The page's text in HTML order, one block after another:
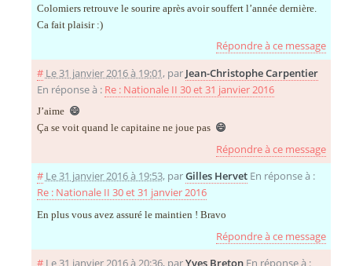
Colomiers retrouve le sourire après avoir souffert l’année dernière.
Ca fait plaisir :)
Répondre à ce message
# Le 31 janvier 2016 à 19:01, par Jean-Christophe Carpentier
En réponse à : Re : Nationale II 30 et 31 janvier 2016
J’aime 😄
Ça se voit quand le capitaine ne joue pas 😄
Répondre à ce message
# Le 31 janvier 2016 à 19:53, parGilles Hervet En réponse à :
Re : Nationale II 30 et 31 janvier 2016
En plus vous avez assuré le maintien ! Bravo
Répondre à ce message
# Le 31 janvier 2016 à 20:36, parYves Breton En réponse à :